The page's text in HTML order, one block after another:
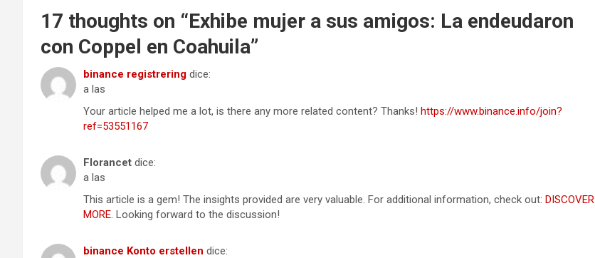
17 thoughts on “Exhibe mujer a sus amigos: La endeudaron
con Coppel en Coahuila”
binance registrering dice:
a las
Your article helped me a lot, is there any more related content? Thanks! https://www.binance.info/join?
ref=53551167
Florancet dice:
a las
This article is a gem! The insights provided are very valuable. For additional information, check out: DISCOVER
MORE. Looking forward to the discussion!
binance Konto erstellen dice: